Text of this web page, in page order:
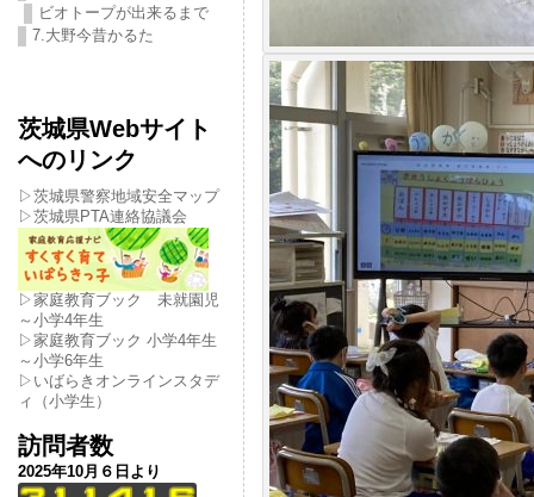
ビオトープが出来るまで
7.大野今昔かるた
茨城県Webサイト
へのリンク
▷茨城県警察地域安全マップ
▷茨城県PTA連絡協議会
▷家庭教育ブック 未就園児
～小学4年生
▷家庭教育ブック 小学4年生
～小学6年生
▷いばらきオンラインスタデ
ィ（小学生）
訪問者数
2025年10月６日より